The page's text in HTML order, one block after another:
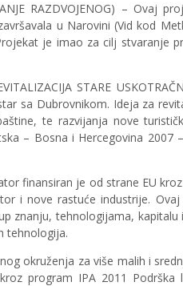
RAZDVOJENOG) –
u Narovini (Vid kod
je imao za cilj stvaranje
STARE
sa Dubrovnikom. Ideja za
te razvijanja nove
– Bosna i Hercegovina 2007
finansiran je od strane EU
i nove rastuće industrije.
znanju, tehnologijama,
tehnologija.
okruženja za više malih i
program IPA 2011